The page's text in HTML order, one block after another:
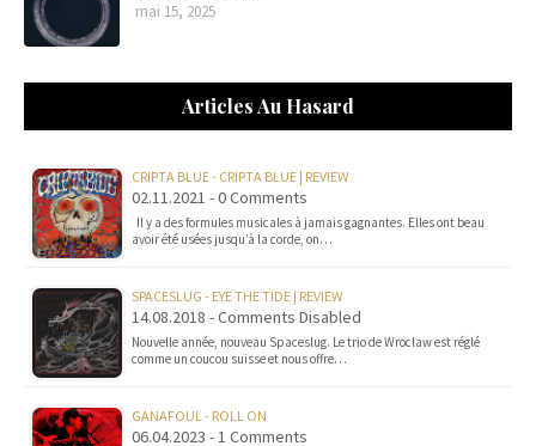
mai 15, 2025
Articles Au Hasard
CRIPTA BLUE - CRIPTA BLUE | REVIEW
02.11.2021 - 0 Comments
Il y a des formules musicales à jamais gagnantes. Elles ont beau
avoir été usées jusqu’à la corde, on…
SPACESLUG - EYE THE TIDE | REVIEW
14.08.2018 - Comments Disabled
Nouvelle année, nouveau Spaceslug. Le trio de Wroclaw est réglé
comme un coucou suisse et nous offre…
GANAFOUL - ROLL ON
06.04.2023 - 1 Comments